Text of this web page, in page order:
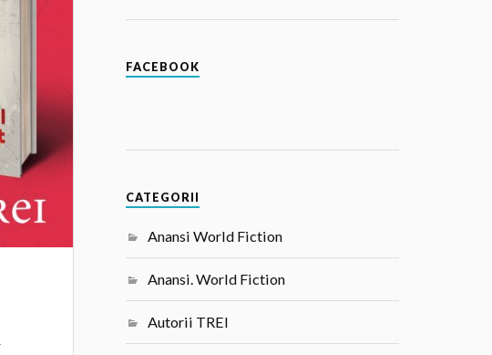
FACEBOOK
CATEGORII
Anansi World Fiction
Anansi. World Fiction
Autorii TREI